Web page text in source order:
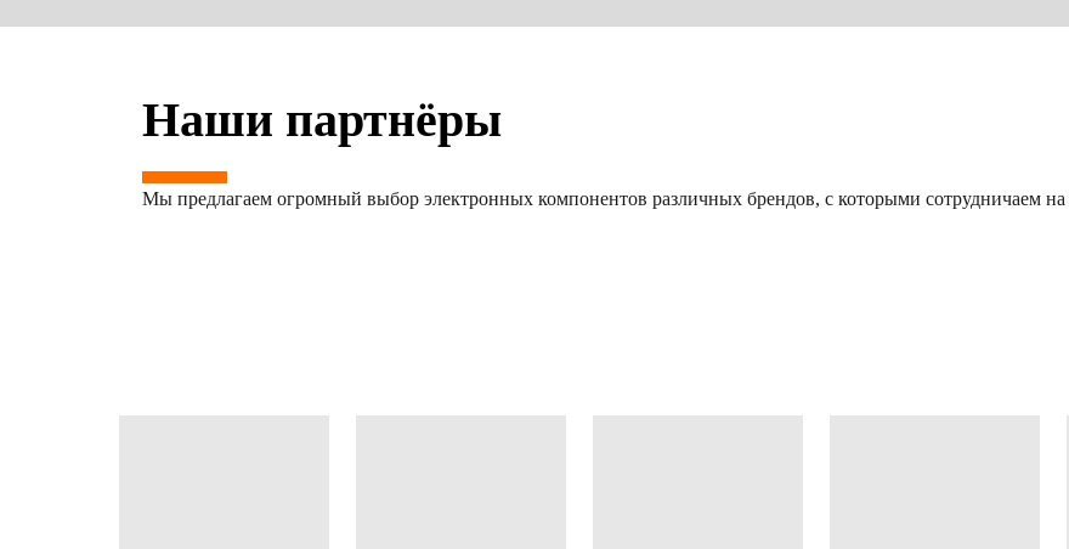
Наши партнёры
Мы предлагаем огромный выбор электронных компонентов различных брендов, с которыми сотрудничаем